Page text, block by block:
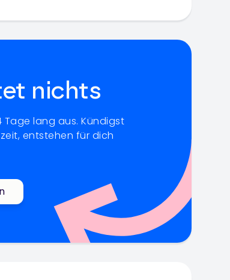
nichts
Tage lang aus. Kündigst
entstehen für dich